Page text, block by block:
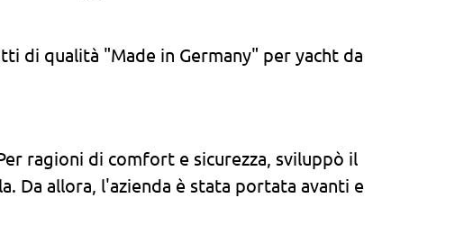
di qualità "Made in Germany" per yacht da
ragioni di comfort e sicurezza, sviluppò il
Da allora, l'azienda è stata portata avanti e